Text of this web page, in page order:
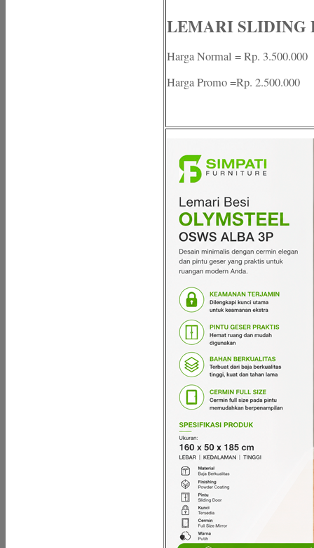
LEMARI SLIDING
Harga Normal = Rp. 3.500.000
Harga Promo =Rp. 2.500.000